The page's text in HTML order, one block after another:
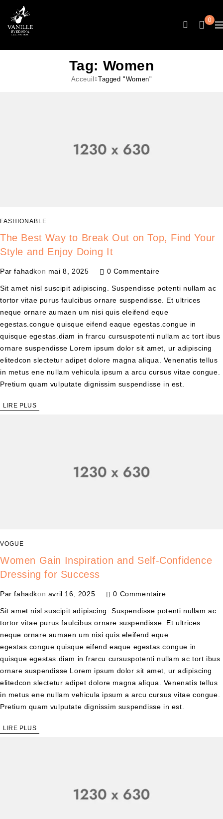
0
Tag: Women
Acceuil Tagged "Women"
FASHIONABLE
The Best Way to Break Out on Top, Find Your
Style and Enjoy Doing It
Par fahadkon mai 8, 2025 0 Commentaire
Sit amet nisl suscipit adipiscing. Suspendisse potenti nullam ac
tortor vitae purus faulcibus ornare suspendisse. Et ultrices
neque ornare aumaen um nisi quis eleifend eque
egestas.congue quisque eifend eaque egestas.congue in
quisque egestas.diam in frarcu cursuspotenti nullam ac tort ibus
ornare suspendisse Lorem ipsum dolor sit amet, ur adipiscing
elitedcon slectetur adipet dolore magna aliqua. Venenatis tellus
in metus ene nullam vehicula ipsum a arcu cursus vitae congue.
Pretium quam vulputate dignissim suspendisse in est.
LIRE PLUS
VOGUE
Women Gain Inspiration and Self-Confidence
Dressing for Success
Par fahadkon avril 16, 2025 0 Commentaire
Sit amet nisl suscipit adipiscing. Suspendisse potenti nullam ac
tortor vitae purus faulcibus ornare suspendisse. Et ultrices
neque ornare aumaen um nisi quis eleifend eque
egestas.congue quisque eifend eaque egestas.congue in
quisque egestas.diam in frarcu cursuspotenti nullam ac tort ibus
ornare suspendisse Lorem ipsum dolor sit amet, ur adipiscing
elitedcon slectetur adipet dolore magna aliqua. Venenatis tellus
in metus ene nullam vehicula ipsum a arcu cursus vitae congue.
Pretium quam vulputate dignissim suspendisse in est.
LIRE PLUS